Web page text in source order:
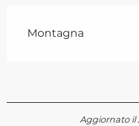
Montagna
Aggiornato il